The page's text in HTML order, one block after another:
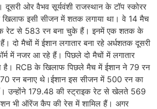
दूसरी ओर वैभव सूर्यवंशी राजस्थान के टॉप स्कोरर
खिलाफ इसी सीजन में शतक लगाया था। वे 14 मैच
रेट से 583 रन बना चुके हैं। इनमें एक शतक के
दो मैचों में ईशान लगातार बना रहे अर्धशतक दूसरी
में नजर आ रहे हैं। पिछले दो मैचों में लगातार
है। RCB के खिलाफ पिछले मैच में ईशान ने 79 रन
रन बनाए थे।ईशान इस सीजन में 500 रन का
उन्होंने 179.48 की स्ट्राइक रेट से खेलते 569
भी ऑरेंज कैप की रेस में शामिल हैं। अगर